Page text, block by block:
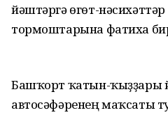
йәштәргә өгөт-
тормоштарына фатиха
Башҡорт ҡатын-ҡыҙҙары
автосәфәренең маҡсаты